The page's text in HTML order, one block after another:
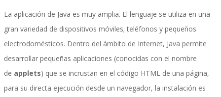
Otros Servicios
Inteligencia de Negocios
La aplicación de Java es muy amplia. El lenguaje se utiliza en una
gran variedad de dispositivos móviles; teléfonos y pequeños
electrodomésticos. Dentro del ámbito de Internet, Java permite
desarrollar pequeñas aplicaciones (conocidas con el nombre
de applets) que se incrustan en el código HTML de una página,
para su directa ejecución desde un navegador, la instalación es